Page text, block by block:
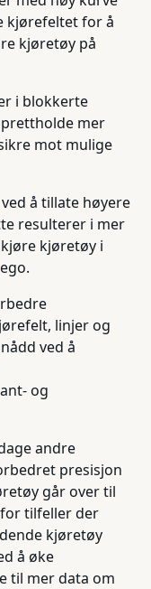
kjørefeltet for å
kjøretøy på
i blokkerte
mer
mot mulige
å tillate høyere
resulterer i mer
kjøretøy i
linjer og
ved å
og
andre
presisjon
går over til
tilfeller der
kjøretøy
å øke
til mer data om